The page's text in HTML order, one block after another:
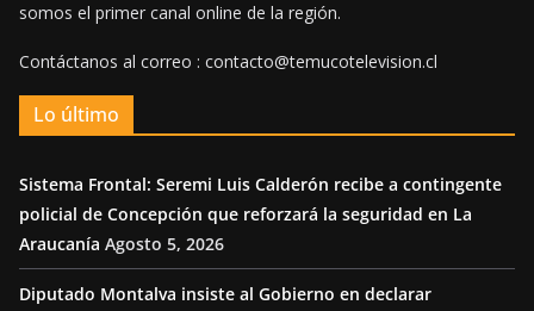
somos el primer canal online de la región.
Contáctanos al correo : contacto@temucotelevision.cl
Lo último
Sistema Frontal: Seremi Luis Calderón recibe a contingente
policial de Concepción que reforzará la seguridad en La
Araucanía Agosto 5, 2026
Diputado Montalva insiste al Gobierno en declarar